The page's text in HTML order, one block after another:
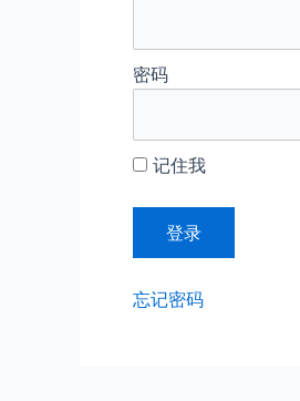
密码
记住我
忘记密码